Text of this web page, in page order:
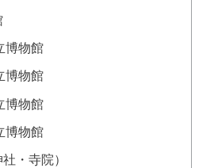
博物館
博物館
博物館
博物館
・寺院）